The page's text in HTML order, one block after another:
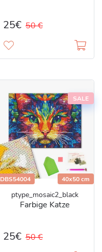
25€ 50 €
SALE
DBS54004 40x50 cm
ptype_mosaic2_black
Farbige Katze
25€ 50 €